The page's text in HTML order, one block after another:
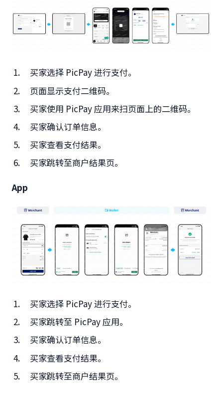
买家选择 PicPay 进行支付。
页面显示支付二维码。
买家使用 PicPay 应用来扫页面上的二维码。
买家确认订单信息。
买家查看支付结果。
买家跳转至商户结果页。
App
买家选择 PicPay 进行支付。
买家跳转至 PicPay 应用。
买家确认订单信息。
买家查看支付结果。
买家跳转至商户结果页。